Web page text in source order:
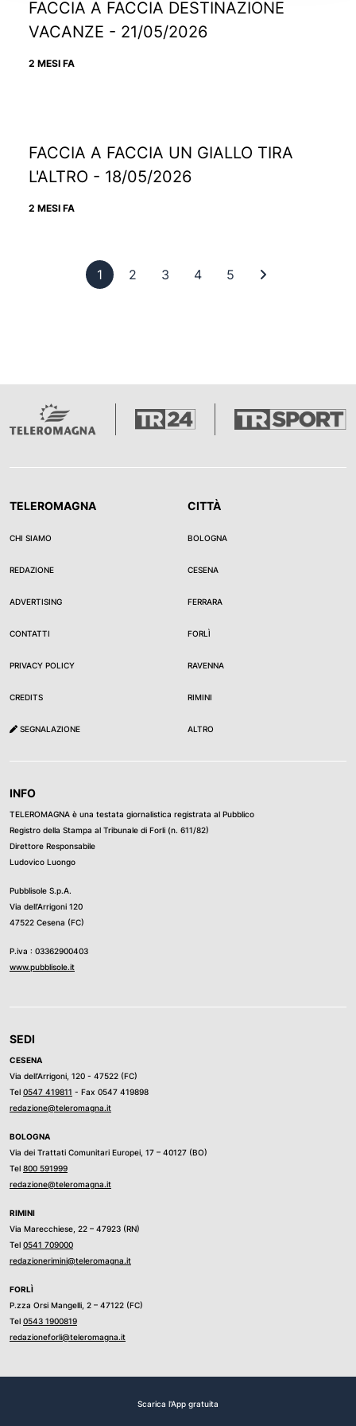
FACCIA A FACCIA DESTINAZIONE
VACANZE - 21/05/2026
2 MESI FA
FACCIA A FACCIA UN GIALLO TIRA
L'ALTRO - 18/05/2026
2 MESI FA
1 Pagina 1
2 Pagina 2
3 Pagina 3
4Pagina 4
5 Pagina 5
TELEROMAGNA
CHI SIAMO
REDAZIONE
ADVERTISING
CONTATTI
PRIVACY POLICY
CREDITS
SEGNALAZIONE
CITTÀ
BOLOGNA
CESENA
FERRARA
FORLÌ
RAVENNA
RIMINI
ALTRO
INFO
TELEROMAGNA è una testata giornalistica registrata al Pubblico
Registro della Stampa al Tribunale di Forli (n. 611/82)
Direttore Responsabile
Ludovico Luongo
Pubblisole S.p.A.
Via dell’Arrigoni 120
47522 Cesena (FC)
P.iva : 03362900403
www.pubblisole.it
SEDI
CESENA
Via dell’Arrigoni, 120 - 47522 (FC)
Tel 0547 419811 - Fax 0547 419898
redazione@teleromagna.it
BOLOGNA
Via dei Trattati Comunitari Europei, 17 – 40127 (BO)
Tel 800 591999
redazione@teleromagna.it
RIMINI
Via Marecchiese, 22 – 47923 (RN)
Tel 0541 709000
redazionerimini@teleromagna.it
FORLÌ
P.zza Orsi Mangelli, 2 – 47122 (FC)
Tel 0543 1900819
redazioneforli@teleromagna.it
Scarica l'App gratuita